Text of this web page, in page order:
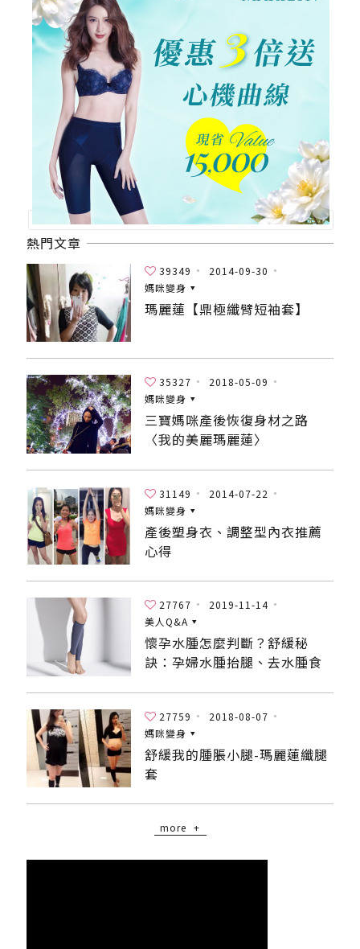
熱門文章
39349
2014-09-30
媽咪變身
瑪麗蓮【鼎極纖臂短袖套】
35327
2018-05-09
媽咪變身
三寶媽咪產後恢復身材之路
〈我的美麗瑪麗蓮〉
31149
2014-07-22
媽咪變身
產後塑身衣、調整型內衣推薦
心得
27767
2019-11-14
美人Q&A
懷孕水腫怎麼判斷？舒緩秘
訣：孕婦水腫抬腿、去水腫食
27759
2018-08-07
媽咪變身
舒緩我的腫脹小腿-瑪麗蓮纖腿
套
more